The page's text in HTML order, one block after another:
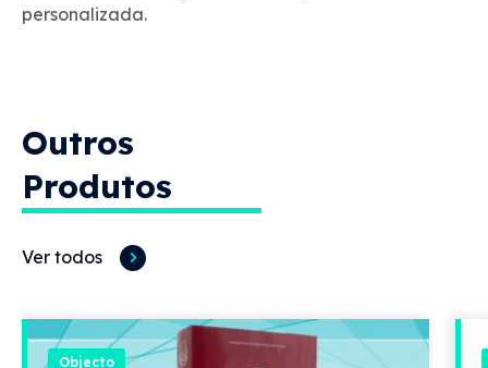
personalizada.
Outros
Produtos
Ver todos
Objecto